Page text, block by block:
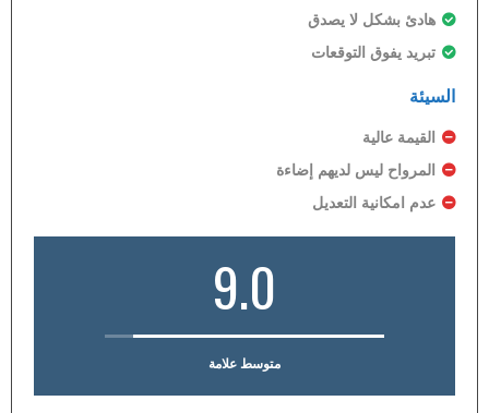
هادئ بشكل لا يصدق
تبريد يفوق التوقعات
السيئة
القيمة عالية
المرواح ليس لديهم إضاءة
عدم امكانية التعديل
9.0
متوسط علامة